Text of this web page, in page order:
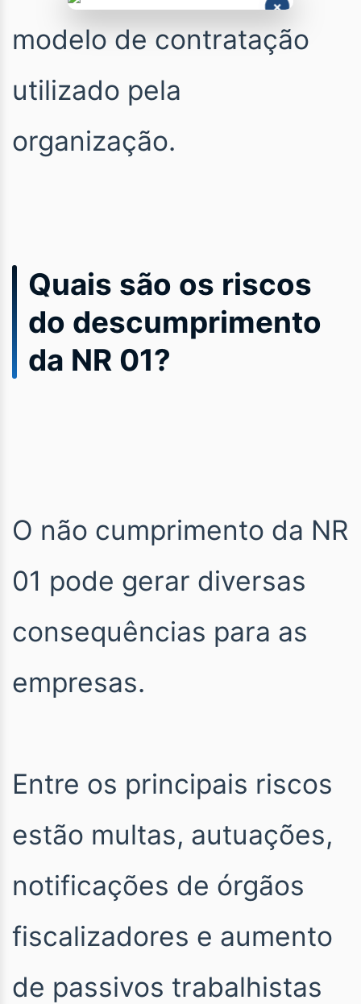
modelo de contratação
utilizado pela
organização.
Quais são os riscos
do descumprimento
da NR 01?
O não cumprimento da NR
01 pode gerar diversas
consequências para as
empresas.
Entre os principais riscos
estão multas, autuações,
notificações de órgãos
fiscalizadores e aumento
de passivos trabalhistas
×